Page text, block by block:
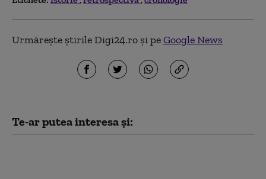
Urmărește știrile Digi24.ro și peGoogle News
Te-ar putea interesa și: